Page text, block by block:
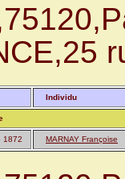
Individu
1872 MARNAY Françoise